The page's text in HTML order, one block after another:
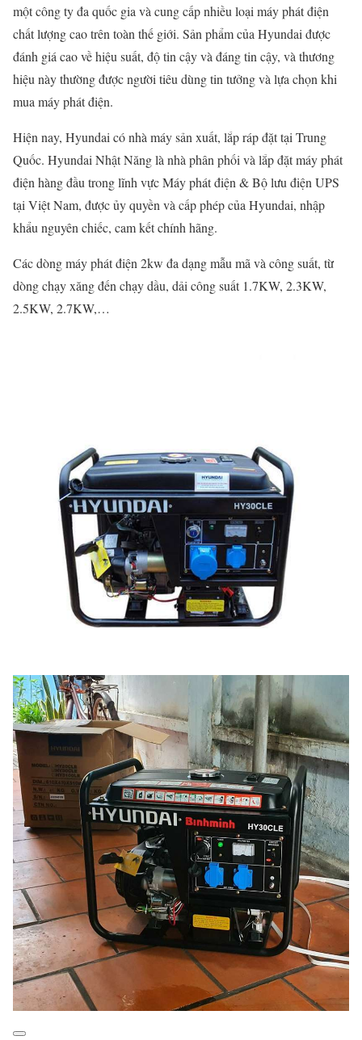
một công ty đa quốc gia và cung cấp nhiều loại máy phát điện
chất lượng cao trên toàn thế giới. Sản phẩm của Hyundai được
đánh giá cao về hiệu suất, độ tin cậy và đáng tin cậy, và thương
hiệu này thường được người tiêu dùng tin tưởng và lựa chọn khi
mua máy phát điện.
Hiện nay, Hyundai có nhà máy sản xuất, lắp ráp đặt tại Trung
Quốc. Hyundai Nhật Năng là nhà phân phối và lắp đặt máy phát
điện hàng đầu trong lĩnh vực Máy phát điện & Bộ lưu điện UPS
tại Việt Nam, được ủy quyền và cấp phép của Hyundai, nhập
khẩu nguyên chiếc, cam kết chính hãng.
Các dòng máy phát điện 2kw đa dạng mẫu mã và công suất, từ
dòng chạy xăng đến chạy dầu, dải công suất 1.7KW, 2.3KW,
2.5KW, 2.7KW,…